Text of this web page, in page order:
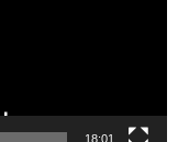
18:01